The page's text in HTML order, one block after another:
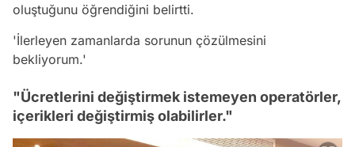
oluştuğunu öğrendiğini belirtti.
'İlerleyen zamanlarda sorunun çözülmesini
bekliyorum.'
"Ücretlerini değiştirmek istemeyen operatörler,
içerikleri değiştirmiş olabilirler."